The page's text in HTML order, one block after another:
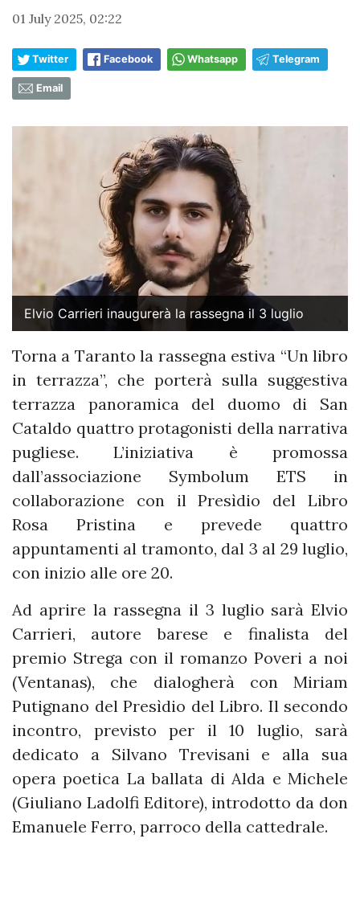
01 July 2025, 02:22
Twitter Facebook Whatsapp Telegram
Email
Elvio Carrieri inaugurerà la rassegna il 3 luglio
Torna a Taranto la rassegna estiva “Un libro
in terrazza”, che porterà sulla suggestiva
terrazza panoramica del duomo di San
Cataldo quattro protagonisti della narrativa
pugliese. L’iniziativa è promossa
dall’associazione Symbolum ETS in
collaborazione con il Presìdio del Libro
Rosa Pristina e prevede quattro
appuntamenti al tramonto, dal 3 al 29 luglio,
con inizio alle ore 20.
Ad aprire la rassegna il 3 luglio sarà Elvio
Carrieri, autore barese e finalista del
premio Strega con il romanzo Poveri a noi
(Ventanas), che dialogherà con Miriam
Putignano del Presìdio del Libro. Il secondo
incontro, previsto per il 10 luglio, sarà
dedicato a Silvano Trevisani e alla sua
opera poetica La ballata di Alda e Michele
(Giuliano Ladolfi Editore), introdotto da don
Emanuele Ferro, parroco della cattedrale.